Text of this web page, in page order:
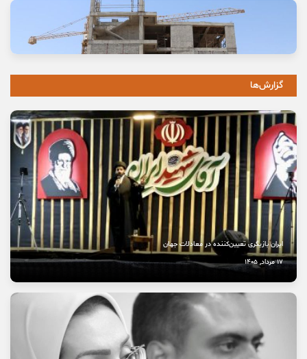
وعده خانه‌ای که برای خانواده‌ها گران تمام شد
11 مرداد, 1405
10 مرداد, 1405
نخستین بیمارستان چشم‌پزشکی سمنان در مسیر بهره‌برداری
8 مرداد, 1405
گزارش‌ها
ایران بازیگری تعیین‌کننده در معادلات جهان
17 مرداد, 1405